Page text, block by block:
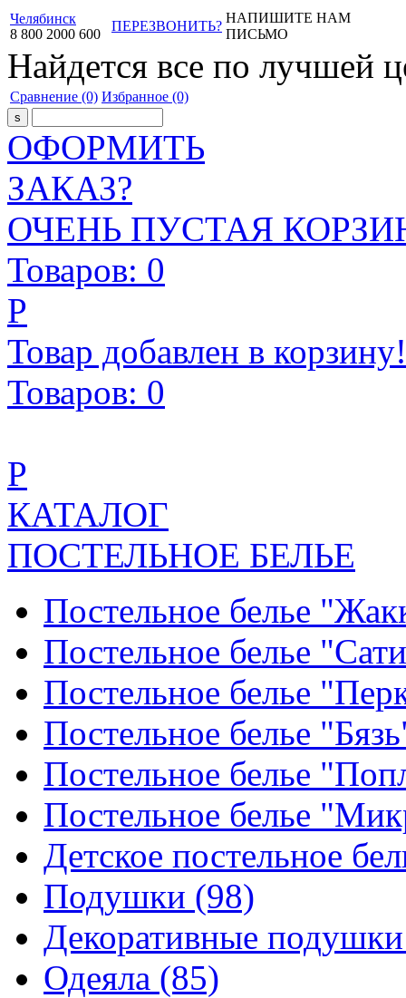
Челябинск
8 800 2000 600
ПЕРЕЗВОНИТЬ?
НАПИШИТЕ НАМ
ПИСЬМО
Найдется все по лучшей
Сравнение (0) Избранное (0)
ОФОРМИТЬ
ЗАКАЗ?
ОЧЕНЬ ПУСТАЯ
Товаров: 0
Р
Товар добавлен в корзину!
Товаров: 0
Р
КАТАЛОГ
ПОСТЕЛЬНОЕ БЕЛЬЕ
Постельное белье
Постельное белье
Постельное белье
Постельное белье
Постельное белье
Постельное белье
Детское постельное
Подушки (98)
Декоративные
Одеяла (85)